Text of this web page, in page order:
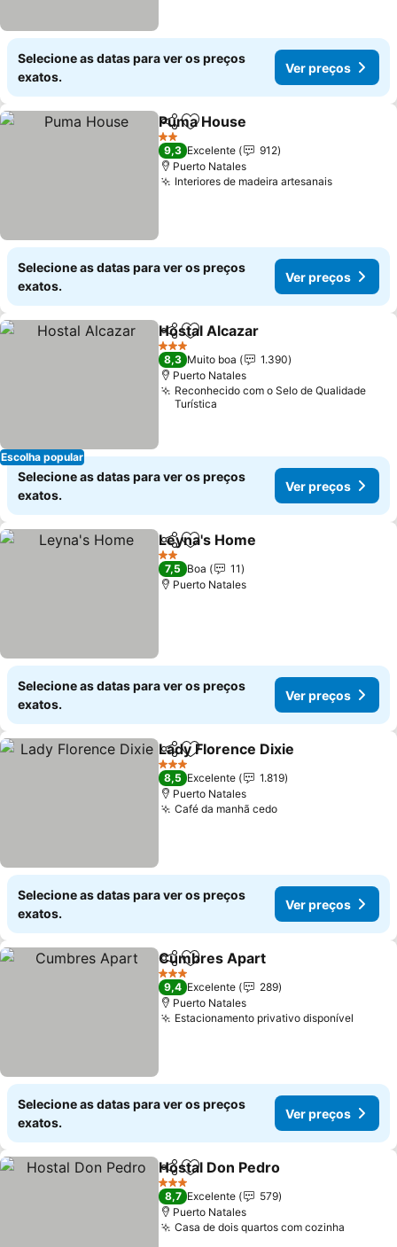
Selecione as datas para ver os preços
exatos.
Ver preços
PartilharAdicionar aos favoritos
Puma House
2 Estrelas
9,3 Excelente
912
Puerto Natales
Interiores de madeira artesanais
Selecione as datas para ver os preços
exatos.
Ver preços
Escolha popular
PartilharAdicionar aos favoritos
Hostal Alcazar
3 Estrelas
8,3 Muito boa
1.390
Puerto Natales
Reconhecido com o Selo de Qualidade
Turística
Selecione as datas para ver os preços
exatos.
Ver preços
PartilharAdicionar aos favoritos
Leyna's Home
2 Estrelas
7,5 Boa
11
Puerto Natales
Selecione as datas para ver os preços
exatos.
Ver preços
PartilharAdicionar aos favoritos
Lady Florence Dixie
3 Estrelas
8,5 Excelente
1.819
Puerto Natales
Café da manhã cedo
Selecione as datas para ver os preços
exatos.
Ver preços
PartilharAdicionar aos favoritos
Cumbres Apart
3 Estrelas
9,4 Excelente
289
Puerto Natales
Estacionamento privativo disponível
Selecione as datas para ver os preços
exatos.
Ver preços
PartilharAdicionar aos favoritos
Hostal Don Pedro
3 Estrelas
8,7 Excelente
579
Puerto Natales
Casa de dois quartos com cozinha